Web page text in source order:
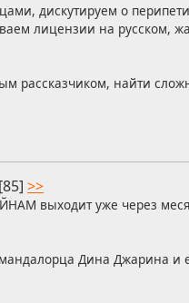
дискутируем о
лицензии на русском,
рассказчиком, найти
[85] >>
выходит уже через
Дина Джарина и